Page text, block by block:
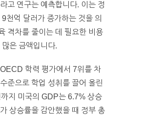
고 연구는 예측합니다. 이는 정
천억 달러가 증가하는 것을 의
격차를 줄이는 데 필요한 비용
은 금액입니다.
학력 평가에서 7위를 차
준으로 학업 성취를 끌어 올린
지 미국의 GDP는 6.7% 상승
상승률을 감안했을 때 정부 총